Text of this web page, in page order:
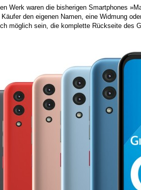
Werk waren die bisherigen Smartphones
den eigenen Namen, eine Widmung
möglich sein, die komplette Rückseite des